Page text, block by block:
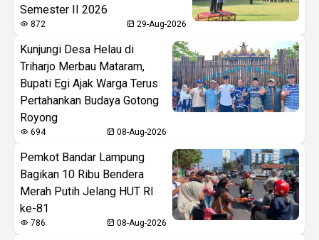
Semester II 2026
872 29-Aug-2026
Kunjungi Desa Helau di
Triharjo Merbau Mataram,
Bupati Egi Ajak Warga Terus
Pertahankan Budaya Gotong
Royong
694 08-Aug-2026
Pemkot Bandar Lampung
Bagikan 10 Ribu Bendera
Merah Putih Jelang HUT RI
ke-81
786 08-Aug-2026